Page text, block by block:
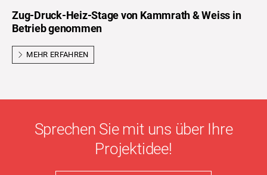
Zug-Druck-Heiz-Stage von Kammrath & Weiss in
Betrieb genommen
MEHR ERFAHREN
Sprechen Sie mit uns über Ihre
Projektidee!